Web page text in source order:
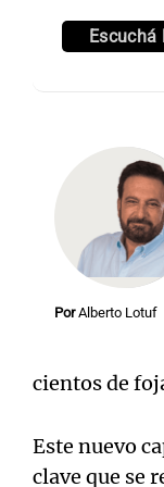
Escuchá
Por Alberto Lotuf
cientos de
Este nuevo
clave que se
Editorial